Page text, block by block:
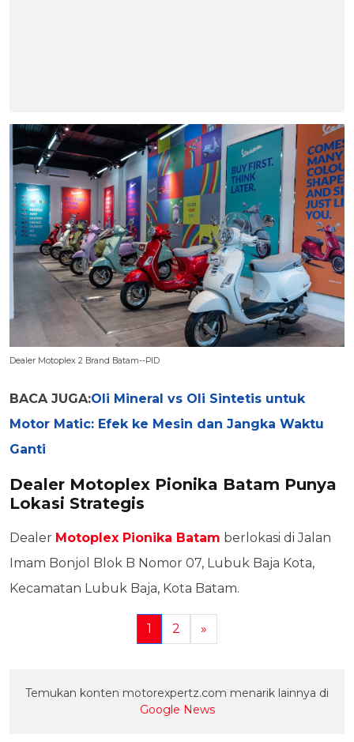
Dealer Motoplex 2 Brand Batam--PID
BACA JUGA:Oli Mineral vs Oli Sintetis untuk
Motor Matic: Efek ke Mesin dan Jangka Waktu
Ganti
Dealer Motoplex Pionika Batam Punya
Lokasi Strategis
Dealer Motoplex Pionika Batam berlokasi di Jalan
Imam Bonjol Blok B Nomor 07, Lubuk Baja Kota,
Kecamatan Lubuk Baja, Kota Batam.
1 2 »
Temukan konten motorexpertz.com menarik lainnya di
Google News